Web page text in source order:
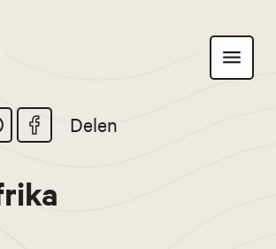
Toon
navigatie
Delen